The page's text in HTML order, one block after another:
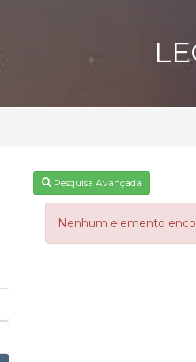
Pesquisa Avançada
Nenhum elemento